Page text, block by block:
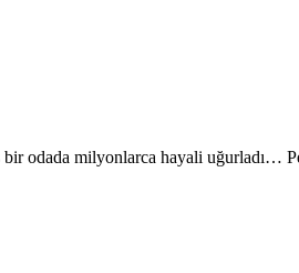
odada milyonlarca hayali uğurladı…